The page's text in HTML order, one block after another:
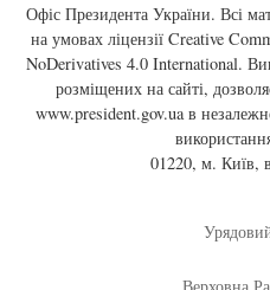
Офіс Президента України. Всі
на умовах ліцензії Creative
NoDerivatives 4.0 International.
розміщених на сайті,
www.president.gov.uaв
01220, м. Київ,